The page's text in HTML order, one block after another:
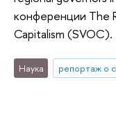
конференции The
Capitalism (SVOC).
Наука репортаж о